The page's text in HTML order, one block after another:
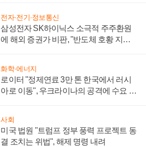
전자·전기·정보통신
삼성전자 SK하이닉스 소극적 주주환원
에 해외 증권가 비판, "반도체 호황 지속
화학·에너지
로이터 "정제연료 3만 톤 한국에서 러시
아로 이동", 우크라이나의 공격에 수요 늘
사회
미국 법원 "트럼프 정부 풍력 프로젝트 동
결 조치는 위법", 해제 명령 내려